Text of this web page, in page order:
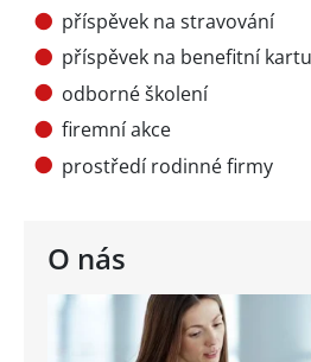
O nás
příspěvek na stravování
příspěvek na benefitní kartu
odborné školení
firemní akce
prostředí rodinné firmy